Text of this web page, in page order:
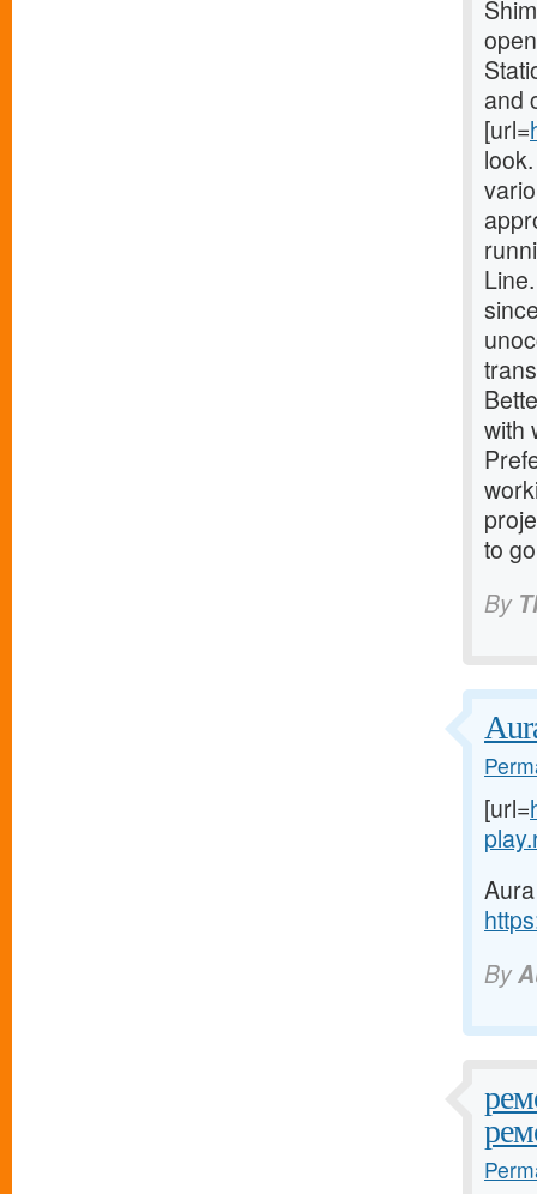
and
[url=
with
to
By
[url=
By